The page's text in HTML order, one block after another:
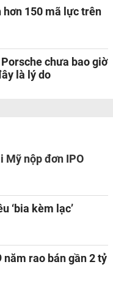
hơn 150 mã lực trên
chưa bao giờ
là lý do
Mỹ nộp đơn IPO
‘bia kèm lạc’
năm rao bán gần 2 tỷ